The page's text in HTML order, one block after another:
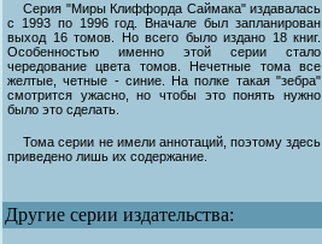
Серия "Миры Клиффорда Саймака" издавалась
с 1993 по 1996 год. Вначале был запланирован
выход 16 томов. Но всего было издано 18 книг.
Особенностью именно этой серии стало
чередование цвета томов. Нечетные тома все
желтые, четные - синие. На полке такая "зебра"
смотрится ужасно, но чтобы это понять нужно
было это сделать.
Тома серии не имели аннотаций, поэтому здесь
приведено лишь их содержание.
Другие серии издательства: